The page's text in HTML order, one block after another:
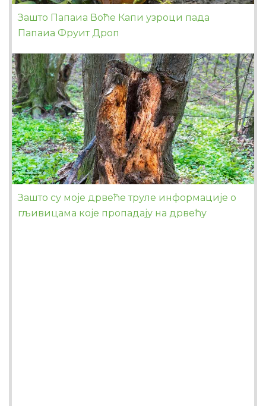
Зашто Папаиа Воће Капи узроци пада
Папаиа Фруит Дроп
Зашто су моје дрвеће труле информације о
гљивицама које пропадају на дрвећу